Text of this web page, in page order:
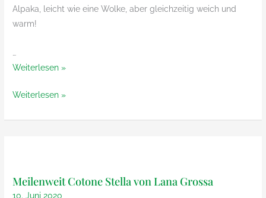
Alpaka, leicht wie eine Wolke, aber gleichzeitig weich und
warm!
…
Børstet
von
Weiterlesen »
Børstet
Weiterlesen »
Meilenweit Cotone Stella von Lana Grossa
10. Juni 2020